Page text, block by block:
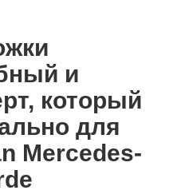
и
который
для
Mercedes-